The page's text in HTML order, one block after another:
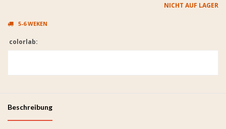
NICHT AUF LAGER
5-6 WEKEN
colorlab:
Beschreibung